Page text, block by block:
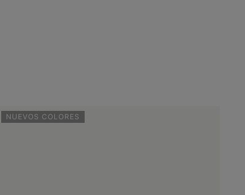
NUEVOS COLORES